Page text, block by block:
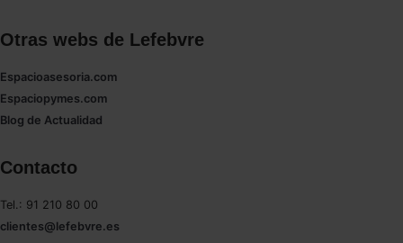
Saber más acerca de las cookies
Otras webs de Lefebvre
Espacioasesoria.com
Espaciopymes.com
Blog de Actualidad
Contacto
Tel.: 91 210 80 00
clientes@lefebvre.es